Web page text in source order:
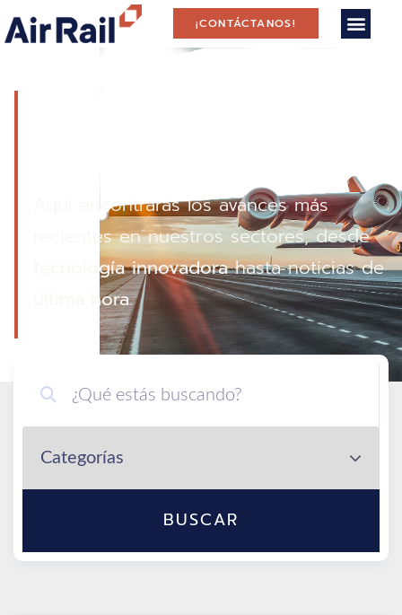
¡CONTÁCTANOS!
Aquí encontrarás los avances más
recientes en nuestros sectores, desde
tecnología innovadorahasta noticias de
última hora.
BUSCAR